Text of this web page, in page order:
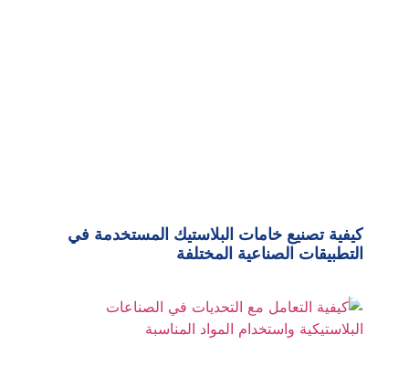
كيفية تصنيع خامات البلاستيك المستخدمة في
التطبيقات الصناعية المختلفة